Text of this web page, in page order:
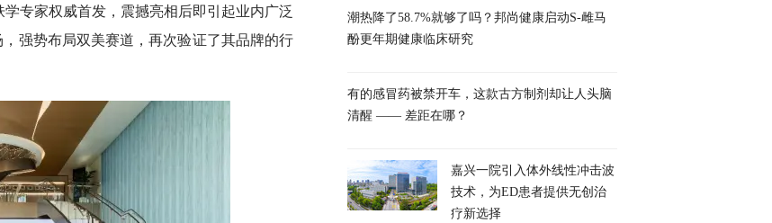
专家权威首发，震撼亮相后即引起业内广泛
强势布局双美赛道，再次验证了其品牌的行
潮热降了58.7%就够了吗？邦尚健康启动S-雌马
酚更年期健康临床研究
有的感冒药被禁开车，这款古方制剂却让人头脑
清醒 —— 差距在哪？
嘉兴一院引入体外线性冲击波
技术，为ED患者提供无创治
疗新选择